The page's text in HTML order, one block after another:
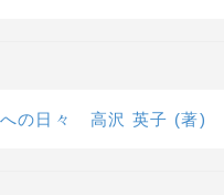
の日々 高沢 英子 (著)